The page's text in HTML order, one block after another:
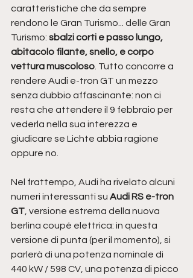
caratteristiche che da sempre
rendono le Gran Turismo... delle Gran
Turismo: sbalzi corti e passo lungo,
abitacolo filante, snello, e corpo
vettura muscoloso. Tutto concorre a
rendere Audi e-tron GT un mezzo
senza dubbio affascinante: non ci
resta che attendere il 9 febbraio per
vederla nella sua interezza e
giudicare se Lichte abbia ragione
oppure no.
Nel frattempo, Audi ha rivelato alcuni
numeri interessanti su Audi RS e-tron
GT, versione estrema della nuova
berlina coupé elettrica: in questa
versione di punta (per il momento), si
parlerà di una potenza nominale di
440 kW / 598 CV, una potenza di picco